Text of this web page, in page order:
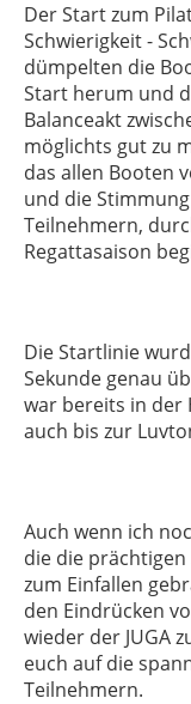
Der Start zum
Schwierigkeit -
dümpelten die
Start herum und
Balanceakt
möglichts gut zu
das allen Booten
und die
Teilnehmern,
Regattasaison
Die Startlinie
Sekunde genau
war bereits in der
auch bis zur
Auch wenn ich
die die
zum Einfallen
den Eindrücken
wieder der JUGA
euch auf die
Teilnehmern.